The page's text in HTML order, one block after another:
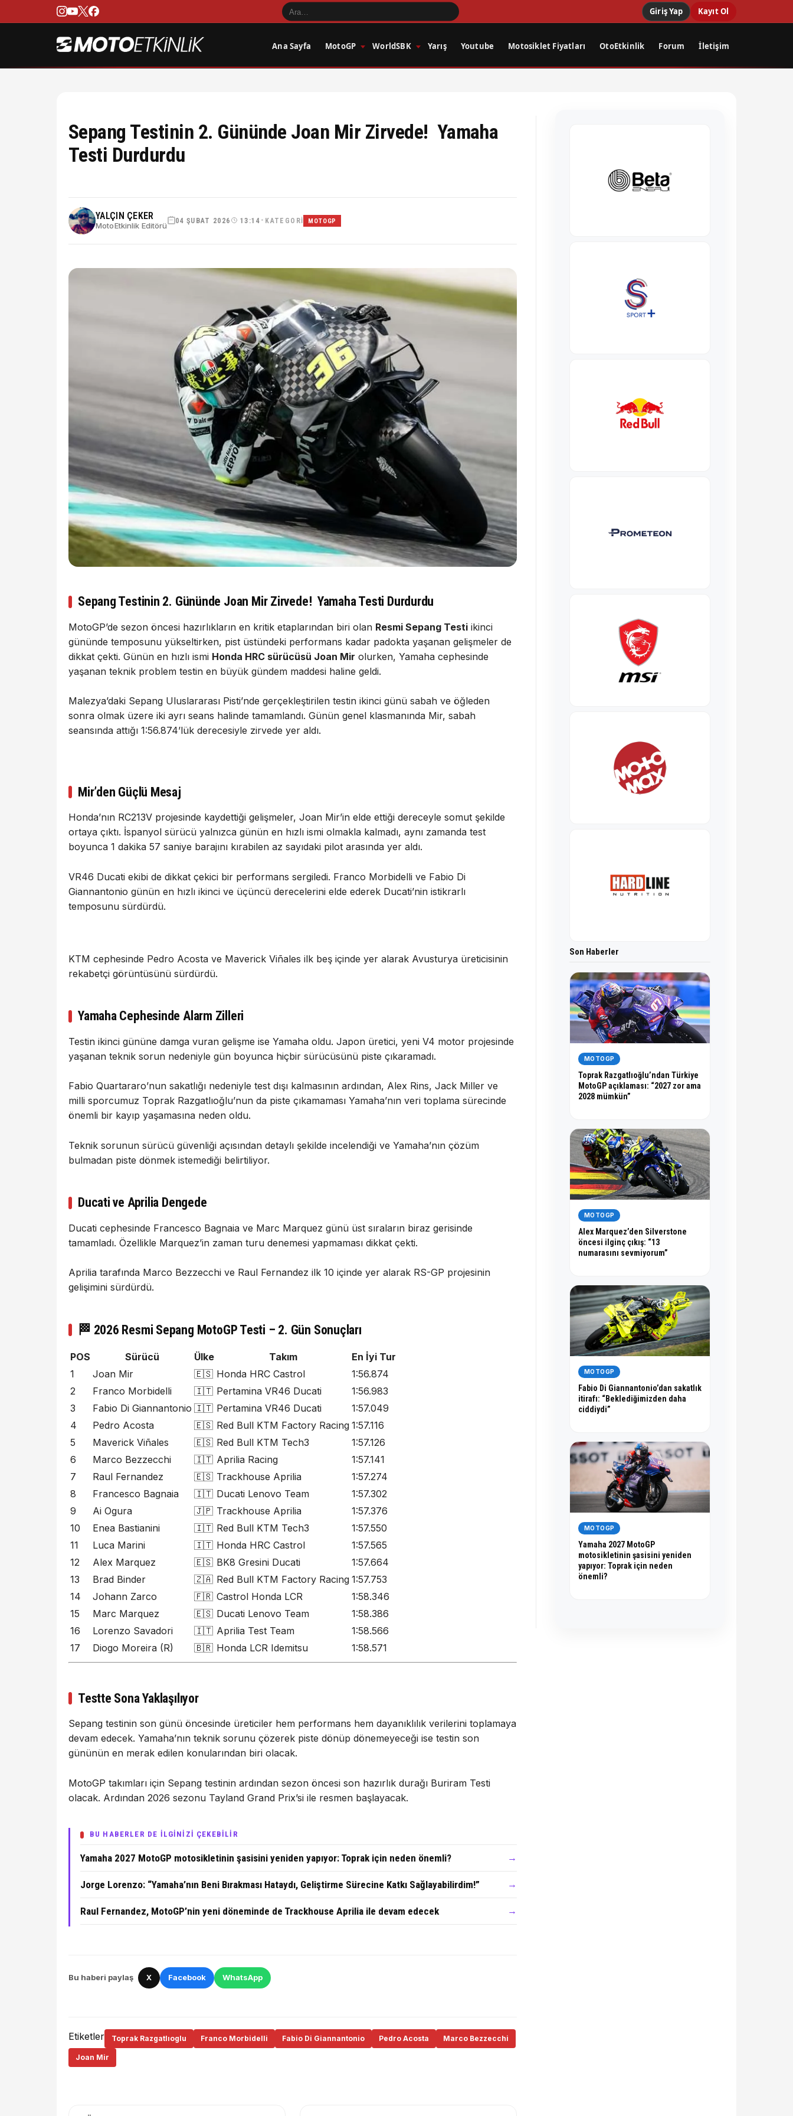
Giriş Yap Kayıt Ol
Ana Sayfa MotoGP WorldSBK Yarış Youtube Motosiklet Fiyatları OtoEtkinlik Forum İletişim
Sepang Testinin 2. Gününde Joan Mir Zirvede! Yamaha
Testi Durdurdu
YALÇIN ÇEKER
MotoEtkinlik Editörü
04 ŞUBAT 2026 13:14 • KATEGORI MOTOGP
Sepang Testinin 2. Gününde Joan Mir Zirvede! Yamaha Testi Durdurdu
MotoGP’de sezon öncesi hazırlıkların en kritik etaplarından biri olan Resmi Sepang Testi ikinci
gününde temposunu yükseltirken, pist üstündeki performans kadar padokta yaşanan gelişmeler de
dikkat çekti. Günün en hızlı ismi Honda HRC sürücüsü Joan Mir olurken, Yamaha cephesinde
yaşanan teknik problem testin en büyük gündem maddesi haline geldi.
Malezya’daki Sepang Uluslararası Pisti’nde gerçekleştirilen testin ikinci günü sabah ve öğleden
sonra olmak üzere iki ayrı seans halinde tamamlandı. Günün genel klasmanında Mir, sabah
seansında attığı 1:56.874’lük derecesiyle zirvede yer aldı.
Mir’den Güçlü Mesaj
Honda’nın RC213V projesinde kaydettiği gelişmeler, Joan Mir’in elde ettiği dereceyle somut şekilde
ortaya çıktı. İspanyol sürücü yalnızca günün en hızlı ismi olmakla kalmadı, aynı zamanda test
boyunca 1 dakika 57 saniye barajını kırabilen az sayıdaki pilot arasında yer aldı.
VR46 Ducati ekibi de dikkat çekici bir performans sergiledi. Franco Morbidelli ve Fabio Di
Giannantonio günün en hızlı ikinci ve üçüncü derecelerini elde ederek Ducati’nin istikrarlı
temposunu sürdürdü.
KTM cephesinde Pedro Acosta ve Maverick Viñales ilk beş içinde yer alarak Avusturya üreticisinin
rekabetçi görüntüsünü sürdürdü.
Yamaha Cephesinde Alarm Zilleri
Testin ikinci gününe damga vuran gelişme ise Yamaha oldu. Japon üretici, yeni V4 motor projesinde
yaşanan teknik sorun nedeniyle gün boyunca hiçbir sürücüsünü piste çıkaramadı.
Fabio Quartararo’nun sakatlığı nedeniyle test dışı kalmasının ardından, Alex Rins, Jack Miller ve
milli sporcumuz Toprak Razgatlıoğlu’nun da piste çıkamaması Yamaha’nın veri toplama sürecinde
önemli bir kayıp yaşamasına neden oldu.
Teknik sorunun sürücü güvenliği açısından detaylı şekilde incelendiği ve Yamaha’nın çözüm
bulmadan piste dönmek istemediği belirtiliyor.
Ducati ve Aprilia Dengede
Ducati cephesinde Francesco Bagnaia ve Marc Marquez günü üst sıraların biraz gerisinde
tamamladı. Özellikle Marquez’in zaman turu denemesi yapmaması dikkat çekti.
Aprilia tarafında Marco Bezzecchi ve Raul Fernandez ilk 10 içinde yer alarak RS-GP projesinin
gelişimini sürdürdü.
🏁 2026 Resmi Sepang MotoGP Testi – 2. Gün Sonuçları
POS Sürücü Ülke Takım
En İyi Tur
1
Joan Mir 🇪🇸 Honda HRC Castrol
1:56.874
2
Franco Morbidelli 🇮🇹 Pertamina VR46 Ducati
1:56.983
3
Fabio Di Giannantonio 🇮🇹 Pertamina VR46 Ducati
1:57.049
4
Pedro Acosta 🇪🇸 Red Bull KTM Factory Racing 1:57.116
5
Maverick Viñales 🇪🇸 Red Bull KTM Tech3
1:57.126
6
Marco Bezzecchi 🇮🇹 Aprilia Racing
1:57.141
7
Raul Fernandez 🇪🇸 Trackhouse Aprilia
1:57.274
8
Francesco Bagnaia 🇮🇹 Ducati Lenovo Team
1:57.302
9
Ai Ogura 🇯🇵 Trackhouse Aprilia
1:57.376
10
Enea Bastianini 🇮🇹 Red Bull KTM Tech3
1:57.550
11
Luca Marini 🇮🇹 Honda HRC Castrol
1:57.565
12
Alex Marquez 🇪🇸 BK8 Gresini Ducati
1:57.664
13
Brad Binder 🇿🇦 Red Bull KTM Factory Racing 1:57.753
14
Johann Zarco 🇫🇷 Castrol Honda LCR
1:58.346
15
Marc Marquez 🇪🇸 Ducati Lenovo Team
1:58.386
16
Lorenzo Savadori 🇮🇹 Aprilia Test Team
1:58.566
17
Diogo Moreira (R) 🇧🇷 Honda LCR Idemitsu 1:58.571
Testte Sona Yaklaşılıyor
Sepang testinin son günü öncesinde üreticiler hem performans hem dayanıklılık verilerini toplamaya
devam edecek. Yamaha’nın teknik sorunu çözerek piste dönüp dönemeyeceği ise testin son
gününün en merak edilen konularından biri olacak.
MotoGP takımları için Sepang testinin ardından sezon öncesi son hazırlık durağı Buriram Testi
olacak. Ardından 2026 sezonu Tayland Grand Prix’si ile resmen başlayacak.
BU HABERLER DE İLGİNİZİ ÇEKEBİLİR
Yamaha 2027 MotoGP motosikletinin şasisini yeniden yapıyor: Toprak için neden önemli? →
Jorge Lorenzo: “Yamaha’nın Beni Bırakması Hataydı, Geliştirme Sürecine Katkı Sağlayabilirdim!” →
Raul Fernandez, MotoGP’nin yeni döneminde de Trackhouse Aprilia ile devam edecek →
Bu haberi paylaş X Facebook WhatsApp
Etiketler Toprak Razgatlıoglu Franco Morbidelli Fabio Di Giannantonio Pedro Acosta Marco Bezzecchi
Joan Mir
Son Haberler
MOTOGP
Toprak Razgatlıoğlu’ndan Türkiye
MotoGP açıklaması: “2027 zor ama
2028 mümkün”
MOTOGP
Alex Marquez’den Silverstone
öncesi ilginç çıkış: “13
numarasını sevmiyorum”
MOTOGP
Fabio Di Giannantonio’dan sakatlık
itirafı: “Beklediğimizden daha
ciddiydi”
MOTOGP
Yamaha 2027 MotoGP
motosikletinin şasisini yeniden
yapıyor: Toprak için neden
önemli?